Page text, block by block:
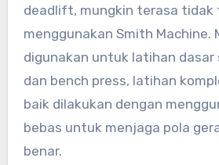
deadlift, mungkin terasa tidak
menggunakan Smith Machine.
digunakan untuk latihan
dan bench press, latihan
baik dilakukan dengan
bebas untuk menjaga pola
benar.